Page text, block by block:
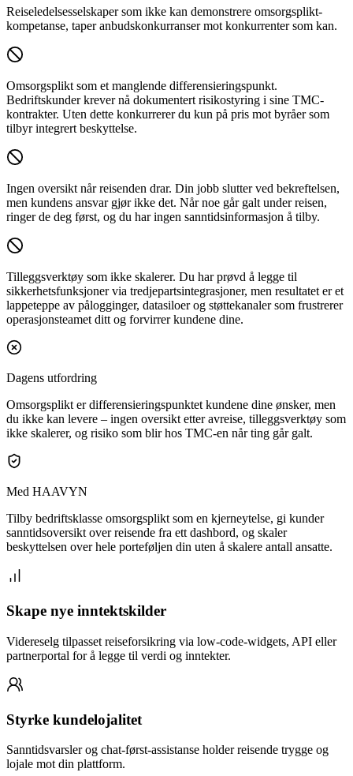
Reiseledelsesselskaper som ikke kan demonstrere omsorgsplikt-
kompetanse, taper anbudskonkurranser mot konkurrenter som kan.
Omsorgsplikt som et manglende differensieringspunkt.
Bedriftskunder krever nå dokumentert risikostyring i sine TMC-
kontrakter. Uten dette konkurrerer du kun på pris mot byråer som
tilbyr integrert beskyttelse.
Ingen oversikt når reisenden drar. Din jobb slutter ved bekreftelsen,
men kundens ansvar gjør ikke det. Når noe går galt under reisen,
ringer de deg først, og du har ingen sanntidsinformasjon å tilby.
Tilleggsverktøy som ikke skalerer. Du har prøvd å legge til
sikkerhetsfunksjoner via tredjepartsintegrasjoner, men resultatet er et
lappeteppe av pålogginger, datasiloer og støttekanaler som frustrerer
operasjonsteamet ditt og forvirrer kundene dine.
Dagens utfordring
Omsorgsplikt er differensieringspunktet kundene dine ønsker, men
du ikke kan levere – ingen oversikt etter avreise, tilleggsverktøy som
ikke skalerer, og risiko som blir hos TMC-en når ting går galt.
Med HAAVYN
Tilby bedriftsklasse omsorgsplikt som en kjerneytelse, gi kunder
sanntidsoversikt over reisende fra ett dashbord, og skaler
beskyttelsen over hele porteføljen din uten å skalere antall ansatte.
Skape nye inntektskilder
Videreselg tilpasset reiseforsikring via low-code-widgets, API eller
partnerportal for å legge til verdi og inntekter.
Styrke kundelojalitet
Sanntidsvarsler og chat-først-assistanse holder reisende trygge og
lojale mot din plattform.